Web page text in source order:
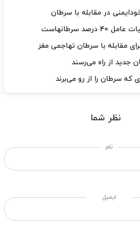
در مقابله با سرطان
سرطانهاست
مقابله با سرطان تهاجمی مغز
جدید از راه می‌رسند
که سرطان را از رو می‌برند
نظر شما
نام
ایمیل